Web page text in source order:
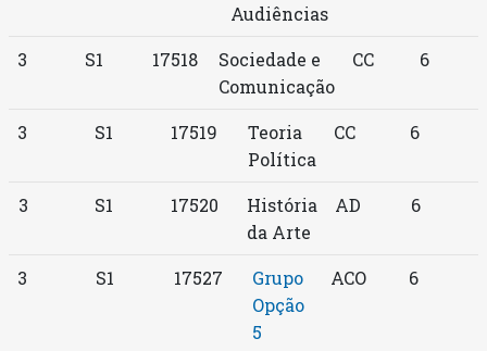
Audiências
3 S1 17518
Sociedade e
Comunicação
CC 6
3 S1 17519
Teoria
Política
CC 6
3 S1 17520
História
da Arte
AD 6
3 S1 17527
Grupo
Opção
5
ACO 6